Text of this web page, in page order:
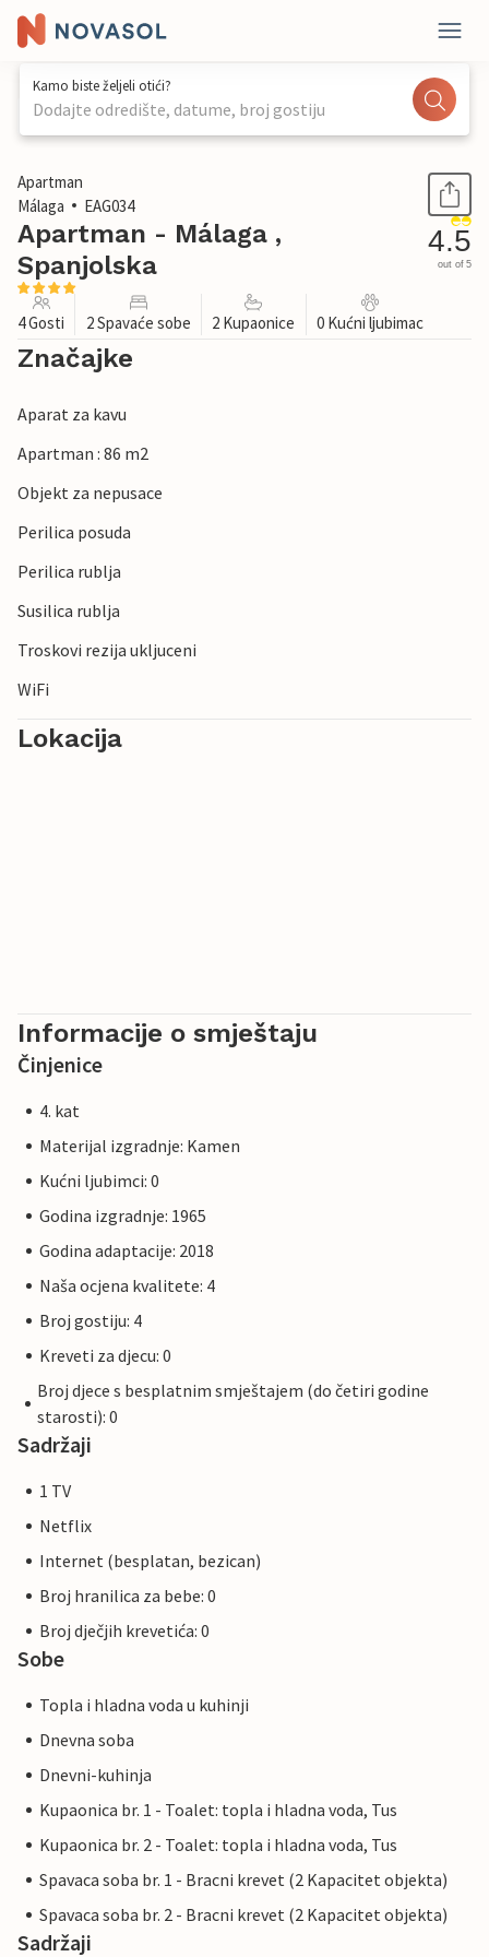
Kamo biste željeli otići?
Dodajte odredište, datume, broj gostiju
1 / 21
Apartman
Málaga
EAG034
Apartman - Málaga ,
Spanjolska
4.5
out of 5
4 Gosti 2 Spavaće sobe 2 Kupaonice 0 Kućni ljubimac
Značajke
Aparat za kavu
Apartman : 86 m2
Objekt za nepusace
Perilica posuda
Perilica rublja
Susilica rublja
Troskovi rezija ukljuceni
WiFi
Lokacija
Informacije o smještaju
Činjenice
4. kat
Materijal izgradnje: Kamen
Kućni ljubimci: 0
Godina izgradnje: 1965
Godina adaptacije: 2018
Naša ocjena kvalitete: 4
Broj gostiju: 4
Kreveti za djecu: 0
Broj djece s besplatnim smještajem (do četiri godine
starosti): 0
Sadržaji
1 TV
Netflix
Internet (besplatan, bezican)
Broj hranilica za bebe: 0
Broj dječjih krevetića: 0
Sobe
Topla i hladna voda u kuhinji
Dnevna soba
Dnevni-kuhinja
Kupaonica br. 1 - Toalet: topla i hladna voda, Tus
Kupaonica br. 2 - Toalet: topla i hladna voda, Tus
Spavaca soba br. 1 - Bracni krevet (2 Kapacitet objekta)
Spavaca soba br. 2 - Bracni krevet (2 Kapacitet objekta)
Sadržaji